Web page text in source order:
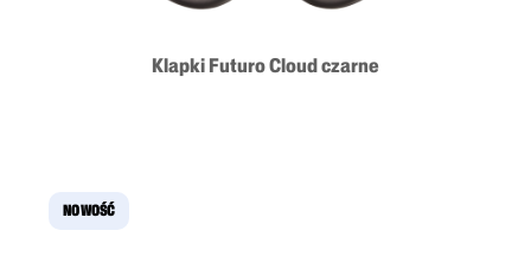
Klapki Futuro Cloud czarne
NOWOŚĆ